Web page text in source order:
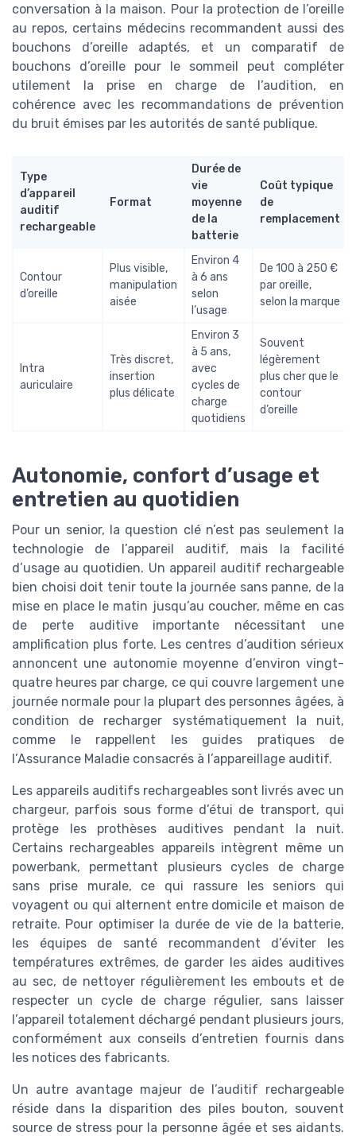
conversation à la maison. Pour la protection de l’oreille
au repos, certains médecins recommandent aussi des
bouchons d’oreille adaptés, et un comparatif de
bouchons d’oreille pour le sommeil peut compléter
utilement la prise en charge de l’audition, en
cohérence avec les recommandations de prévention
du bruit émises par les autorités de santé publique.
Type
d’appareil
auditif
rechargeable
Format
Durée de
vie
moyenne
de la
batterie
Coût typique
de
remplacement
Contour
d’oreille
Plus visible,
manipulation
aisée
Environ 4
à 6 ans
selon
l’usage
De 100 à 250 €
par oreille,
selon la marque
Intra
auriculaire
Très discret,
insertion
plus délicate
Environ 3
à 5 ans,
avec
cycles de
charge
quotidiens
Souvent
légèrement
plus cher que le
contour
d’oreille
Autonomie, confort d’usage et
entretien au quotidien
Pour un senior, la question clé n’est pas seulement la
technologie de l’appareil auditif, mais la facilité
d’usage au quotidien. Un appareil auditif rechargeable
bien choisi doit tenir toute la journée sans panne, de la
mise en place le matin jusqu’au coucher, même en cas
de perte auditive importante nécessitant une
amplification plus forte. Les centres d’audition sérieux
annoncent une autonomie moyenne d’environ vingt-
quatre heures par charge, ce qui couvre largement une
journée normale pour la plupart des personnes âgées, à
condition de recharger systématiquement la nuit,
comme le rappellent les guides pratiques de
l’Assurance Maladie consacrés à l’appareillage auditif.
Les appareils auditifs rechargeables sont livrés avec un
chargeur, parfois sous forme d’étui de transport, qui
protège les prothèses auditives pendant la nuit.
Certains rechargeables appareils intègrent même un
powerbank, permettant plusieurs cycles de charge
sans prise murale, ce qui rassure les seniors qui
voyagent ou qui alternent entre domicile et maison de
retraite. Pour optimiser la durée de vie de la batterie,
les équipes de santé recommandent d’éviter les
températures extrêmes, de garder les aides auditives
au sec, de nettoyer régulièrement les embouts et de
respecter un cycle de charge régulier, sans laisser
l’appareil totalement déchargé pendant plusieurs jours,
conformément aux conseils d’entretien fournis dans
les notices des fabricants.
Un autre avantage majeur de l’auditif rechargeable
réside dans la disparition des piles bouton, souvent
source de stress pour la personne âgée et ses aidants.